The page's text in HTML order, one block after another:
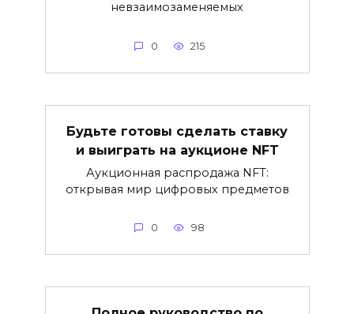
невзаимозаменяемых
0 215
Будьте готовы сделать ставку
и выиграть на аукционе NFT
Аукционная распродажа NFT:
открывая мир цифровых предметов
0 98